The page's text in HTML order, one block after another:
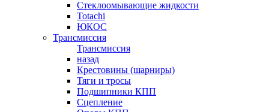
Стеклоомывающие жидкости
Totachi
ЮКОС
Трансмиссия
Трансмиссия
назад
Крестовины (шарниры)
Тяги и тросы
Подшипники КПП
Сцепление